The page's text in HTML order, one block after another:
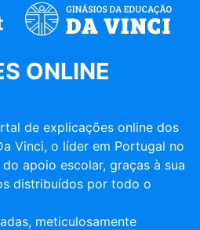
ONLINE
de explicações online dos
Vinci, o líder em Portugal no
apoio escolar, graças à sua
distribuídos por todo o
meticulosamente